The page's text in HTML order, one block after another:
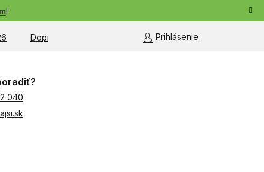
!
Doprava a platba Moja objednávka
Prihlásenie
040